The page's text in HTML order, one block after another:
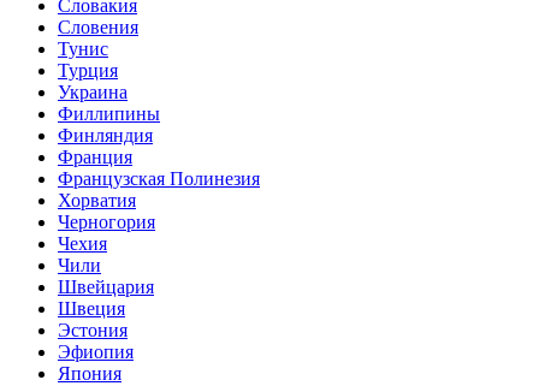
Словакия
Словения
Тунис
Турция
Украина
Филлипины
Финляндия
Франция
Французская Полинезия
Хорватия
Черногория
Чехия
Чили
Швейцария
Швеция
Эстония
Эфиопия
Япония